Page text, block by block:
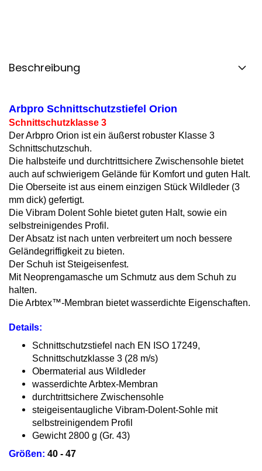
Beschreibung
Arbpro Schnittschutzstiefel Orion
Schnittschutzklasse 3
Der Arbpro Orion ist ein äußerst robuster Klasse 3
Schnittschutzschuh.
Die halbsteife und durchtrittsichere Zwischensohle bietet
auch auf schwierigem Gelände für Komfort und guten Halt.
Die Oberseite ist aus einem einzigen Stück Wildleder (3
mm dick) gefertigt.
Die Vibram Dolent Sohle bietet guten Halt, sowie ein
selbstreinigendes Profil.
Der Absatz ist nach unten verbreitert um noch bessere
Geländegriffigkeit zu bieten.
Der Schuh ist Steigeisenfest.
Mit Neoprengamasche um Schmutz aus dem Schuh zu
halten.
Die Arbtex™-Membran bietet wasserdichte Eigenschaften.
Details:
Schnittschutzstiefel nach EN ISO 17249,
Schnittschutzklasse 3 (28 m/s)
Obermaterial aus Wildleder
wasserdichte Arbtex-Membran
durchtrittsichere Zwischensohle
steigeisentaugliche Vibram-Dolent-Sohle mit
selbstreinigendem Profil
Gewicht 2800 g (Gr. 43)
Größen: 40 - 47